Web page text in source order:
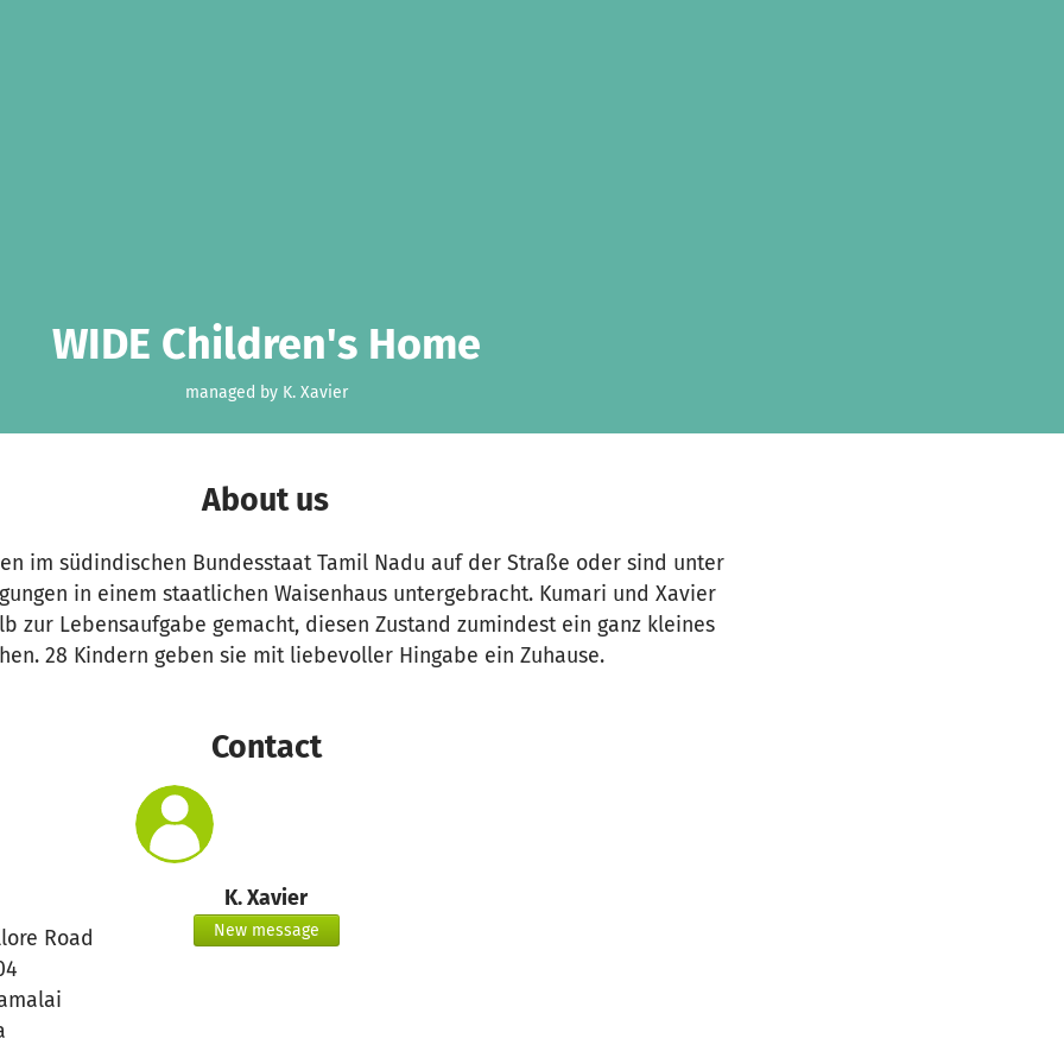
WIDE Children's Home
managed by K. Xavier
About us
im südindischen Bundesstaat Tamil Nadu auf der Straße oder sind unter
in einem staatlichen Waisenhaus untergebracht. Kumari und Xavier
zur Lebensaufgabe gemacht, diesen Zustand zumindest ein ganz kleines
28 Kindern geben sie mit liebevoller Hingabe ein Zuhause.
Contact
Road
K. Xavier
New message